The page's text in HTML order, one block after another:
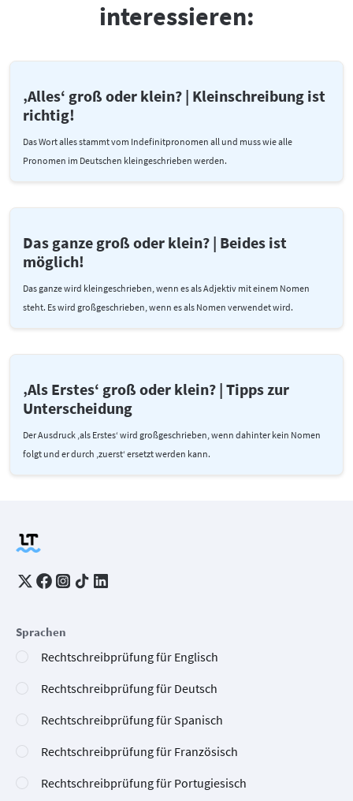
interessieren:
‚Alles‘ groß oder klein? | Kleinschreibung ist
richtig!
Das Wort alles stammt vom Indefinitpronomen all und muss wie alle
Pronomen im Deutschen kleingeschrieben werden.
Das ganze groß oder klein? | Beides ist
möglich!
Das ganze wird kleingeschrieben, wenn es als Adjektiv mit einem Nomen
steht. Es wird großgeschrieben, wenn es als Nomen verwendet wird.
‚Als Erstes‘ groß oder klein? | Tipps zur
Unterscheidung
Der Ausdruck ‚als Erstes‘ wird großgeschrieben, wenn dahinter kein Nomen
folgt und er durch ‚zuerst‘ ersetzt werden kann.
Sprachen
Rechtschreibprüfung für Englisch
Rechtschreibprüfung für Deutsch
Rechtschreibprüfung für Spanisch
Rechtschreibprüfung für Französisch
Rechtschreibprüfung für Portugiesisch